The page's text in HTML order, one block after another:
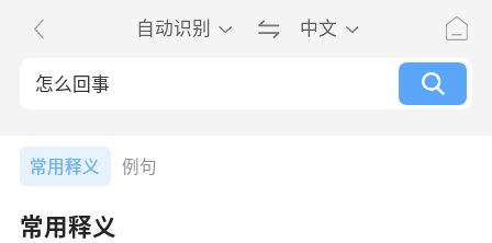
自动识别 中文
常用释义 例句
常用释义